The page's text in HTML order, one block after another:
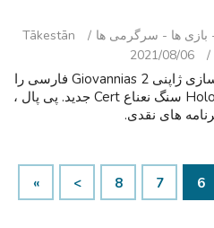
بازی ها - سرگرمی ‌ها
Tākestān
2021/08/06
Pokamon بدنسازی ژاپنی 2 Giovannias فارسی را
Holo #53 PSA 10 سنگ نعناع Cert جدید. پی پال ،
6
7
8
>
»